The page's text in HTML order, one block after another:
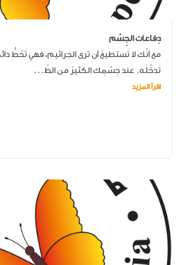
دِفاعات الجِسْم
مع أنّك لا تَستطيعُ أن ترى الجَراثيمَ، فهي تَحُطُّ
تَدخُلَه. عند جِسْمِك الكثيرُ من الطّ...
اقرأ المزيد